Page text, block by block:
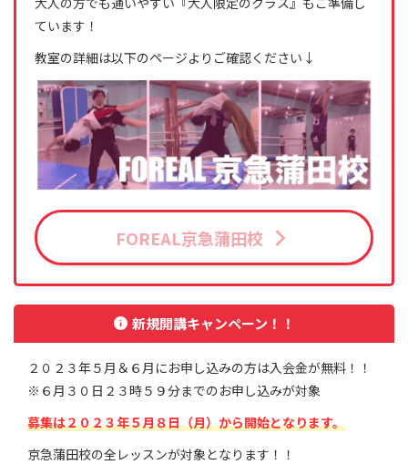
ています！
教室の詳細は以下のページよりご確認ください↓
FOREAL京急蒲田校
新規開講キャンペーン！！
２０２３年５月＆６月にお申し込みの方は入会金が無料！！
※６月３０日２３時５９分までのお申し込みが対象
募集は２０２３年５月８日（月）から開始となります。
京急蒲田校の全レッスンが対象となります！！